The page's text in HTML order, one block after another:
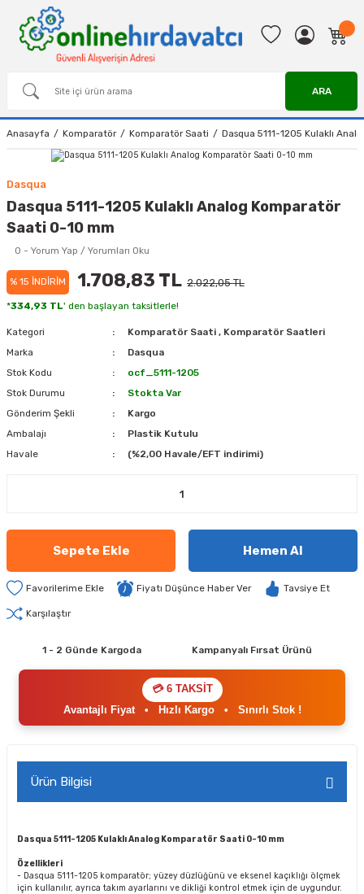
ARA
Anasayfa Komparatör Komparatör Saati Dasqua 5111-1205 Kulaklı
Dasqua
Dasqua 5111-1205 Kulaklı Analog Komparatör
Saati 0-10 mm
0 - Yorum Yap / Yorumları Oku
% 15 İNDİRİM 1.708,83 TL 2.022,05 TL
*334,93 TL' den başlayan taksitlerle!
Kategori Komparatör Saati , Komparatör Saatleri
Marka
Dasqua
Stok Kodu
ocf_5111-1205
Stok Durumu
Stokta Var
Gönderim Şekli
Kargo
Ambalajı
Plastik Kutulu
Havale
(%2,00 Havale/EFT indirimi)
Sepete Ekle Hemen Al
Fiyatı Düşünce Haber Ver Tavsiye Et
Karşılaştır
1 - 2 Günde Kargoda Kampanyalı Fırsat Ürünü
💳 6 TAKSİT
Avantajlı Fiyat• Hızlı Kargo• Sınırlı Stok !
Ürün Bilgisi
Dasqua 5111-1205 Kulaklı Analog Komparatör Saati 0-10 mm
Özellikleri
- Dasqua 5111-1205 komparatör; yüzey düzlüğünü ve eksenel kaçıklığı ölçmek
için kullanılır, ayrıca takım ayarlarını ve dikliği kontrol etmek için de uygundur.